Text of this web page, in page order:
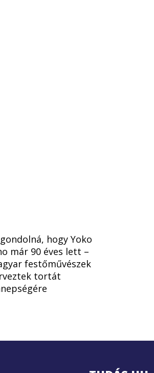
hogy Yoko
már 90 éves lett –
festőművészek
tortát